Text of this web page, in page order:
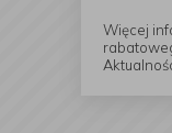
Więcej